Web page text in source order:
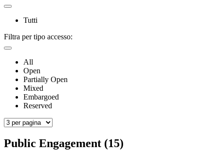
Tutti
Filtra per tipo accesso:
All
Open
Partially Open
Mixed
Embargoed
Reserved
Public Engagement (15)